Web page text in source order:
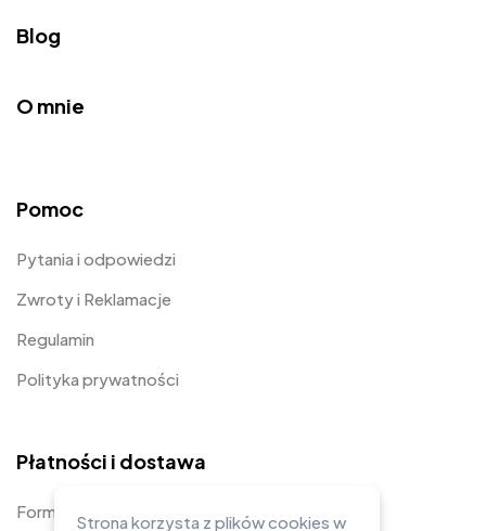
Blog
O mnie
Pomoc
Pytania i odpowiedzi
Zwroty i Reklamacje
Regulamin
Polityka prywatności
Płatności i dostawa
Formy płatności
Strona korzysta z plików cookies w